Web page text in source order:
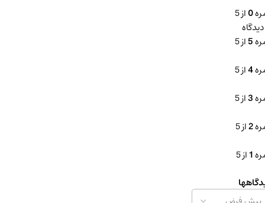
0از 5
5از 5
4از 5
3از 5
2از 5
1از 5